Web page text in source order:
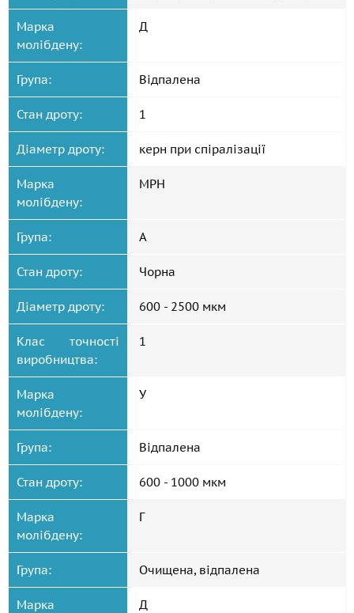
Марка
молібдену:
Д
Група: Відпалена
Стан дроту: 1
Діаметр дроту: керн при спіралізації
Марка
молібдену:
МРН
Група: А
Стан дроту: Чорна
Діаметр дроту: 600 - 2500 мкм
Клас точності
виробництва:
1
Марка
молібдену:
У
Група: Відпалена
Стан дроту: 600 - 1000 мкм
Марка
молібдену:
Г
Група: Очищена, відпалена
Марка
Д